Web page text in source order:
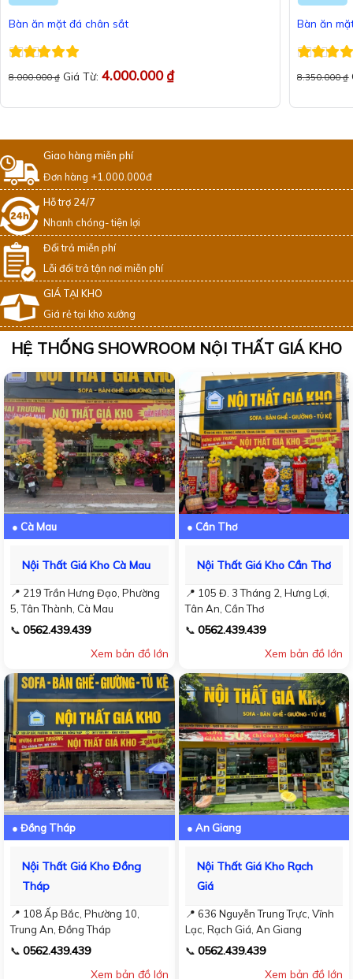
Bàn ăn mặt đá chân sắt
hạng55 sao
8.000.000₫ Giá Từ: 4.000.000₫
Bàn ăn
hạng55
8.350.000₫
Giao hàng miễn phí
Đơn hàng +1.000.000đ
Hỗ trợ 24/7
Nhanh chóng- tiện lợi
Đổi trả miễn phí
Lỗi đổi trả tận nơi miễn phí
GIÁ TẠI KHO
Giá rẻ tại kho xưởng
HỆ THỐNG SHOWROOM NỘI THẤT GIÁ KHO
● Cà Mau
Nội Thất Giá Kho Cà Mau
📍 219 Trần Hưng Đạo, Phường
5, Tân Thành, Cà Mau
📞 0562.439.439
Xem bản đồ lớn
● Cần Thơ
Nội Thất Giá Kho Cần Thơ
📍 105 Đ. 3 Tháng 2, Hưng Lợi,
Tân An, Cần Thơ
📞 0562.439.439
Xem bản đồ lớn
● Đồng Tháp
Nội Thất Giá Kho Đồng
Tháp
📍 108 Ấp Bắc, Phường 10,
Trung An, Đồng Tháp
📞 0562.439.439
Xem bản đồ lớn
● An Giang
Nội Thất Giá Kho Rạch
Giá
📍 636 Nguyễn Trung Trực, Vĩnh
Lạc, Rạch Giá, An Giang
📞 0562.439.439
Xem bản đồ lớn